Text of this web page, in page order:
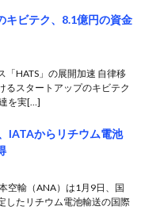
キビテク、8.1億円の資金
「HATS」の展開加速 自律移
るスタートアップのキビテク
を実[…]
IATAからリチウム電池
空輸（ANA）は1月9日、国
したリチウム電池輸送の国際